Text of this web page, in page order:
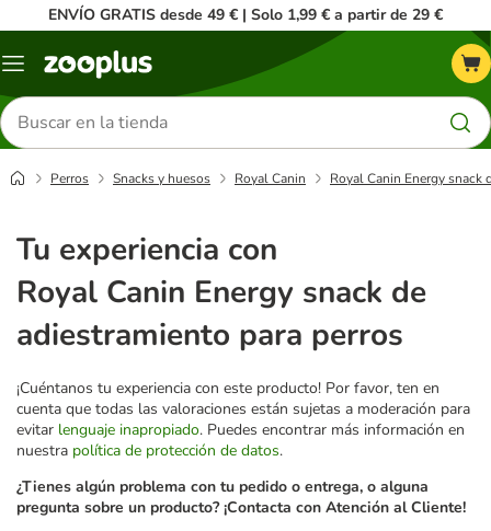
ENVÍO GRATIS desde 49 € | Solo 1,99 € a partir de 29 €
Menú
Buscar
productos
Perros Snacks y huesos Royal Canin Royal Canin Energy snack
Tu experiencia con
Royal Canin Energy snack de
adiestramiento para perros
¡Cuéntanos tu experiencia con este producto! Por favor, ten en
cuenta que todas las valoraciones están sujetas a moderación para
evitar lenguaje inapropiado. Puedes encontrar más información en
nuestra política de protección de datos.
¿Tienes algún problema con tu pedido o entrega, o alguna
pregunta sobre un producto? ¡Contacta con Atención al Cliente!